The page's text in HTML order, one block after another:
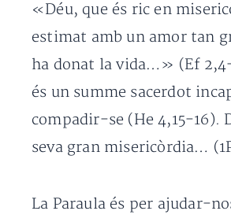
«Déu, que és ric en
estimat amb un amor tan
ha donat la vida…» (Ef 2,4-
és un summe sacerdot
compadir-se (He 4,15-16).
seva gran misericòrdia…
La Paraula és per ajudar-